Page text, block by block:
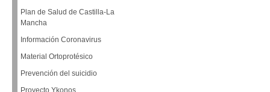
Plan de Salud de Castilla-La
Mancha
Información Coronavirus
Material Ortoprotésico
Prevención del suicidio
Proyecto Ykonos